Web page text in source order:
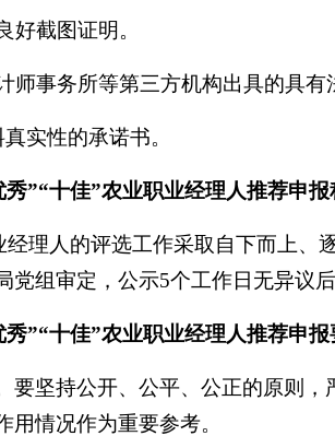
好截图证明。
师事务所等第三方机构出具的具
实性的承诺书。
秀”“十佳”农业职业经理人推荐申报
经理人的评选工作采取自下而上
党组审定，公示5个工作日无异议
秀”“十佳”农业职业经理人推荐申报
要坚持公开、公平、公正的原则
情况作为重要参考。